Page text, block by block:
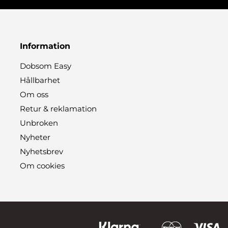
Information
Dobsom Easy
Hållbarhet
Om oss
Retur & reklamation
Unbroken
Nyheter
Nyhetsbrev
Om cookies